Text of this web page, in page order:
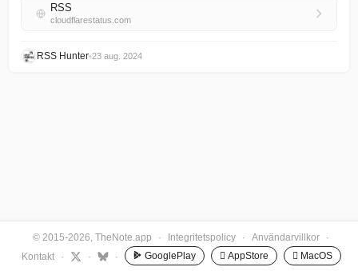
RSS
cloudflarestatus.com
RSS Hunter•23 aug. 2024
© 2015-2026, TheNote.app · Integritetspolicy · Användarvillkor
·
Kontakt
· · · GooglePlay  AppStore  MacOS